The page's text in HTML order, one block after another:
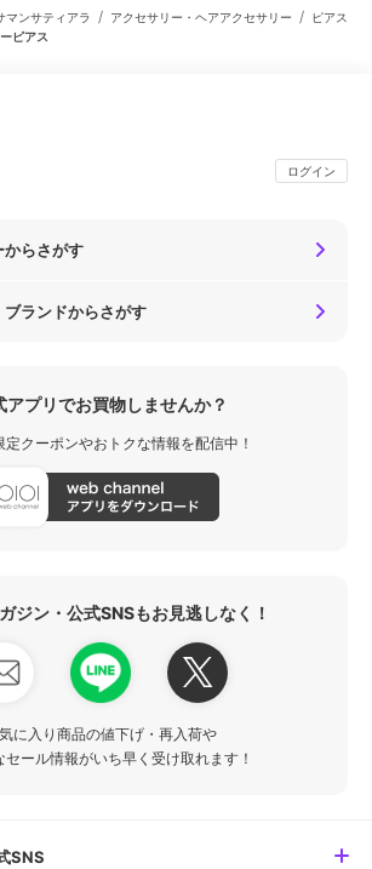
マンサティアラ / アクセサリー・ヘアアクセサリー / ピアス
ピアス
ログイン
からさがす
ブランドからさがす
アプリでお買物しませんか？
定クーポンやおトクな情報を配信中！
ジン・公式SNSもお見逃しなく！
に入り商品の値下げ・再入荷や
セール情報がいち早く受け取れます！
SNS